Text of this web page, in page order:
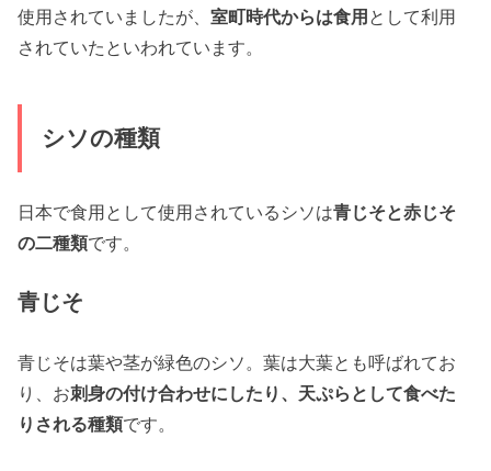
使用されていましたが、室町時代からは食用 として利用
されていたといわれています。
シソの種類
日本で食用として使用されているシソは青じそと赤じそ
の二種類です。
青じそ
青じそは葉や茎が緑色のシソ。葉は大葉とも呼ばれてお
り、お刺身の付け合わせにしたり、天ぷらとして食べた
りされる種類です。